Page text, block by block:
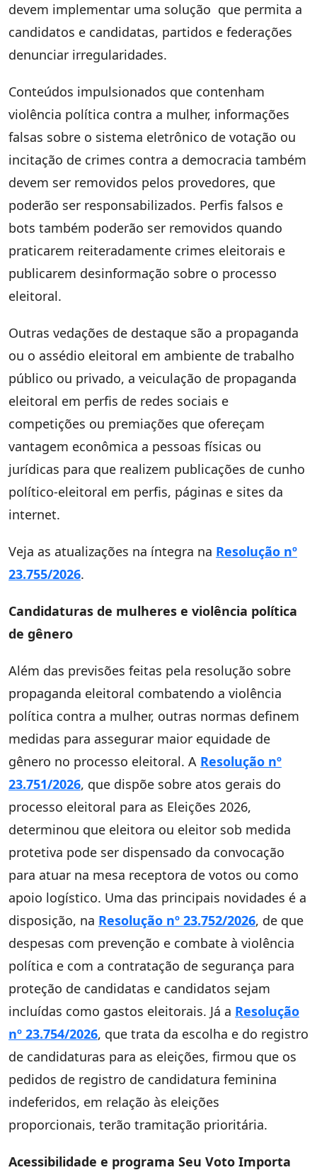
devem implementar uma solução que permita a
candidatos e candidatas, partidos e federações
denunciar irregularidades.
Conteúdos impulsionados que contenham
violência política contra a mulher, informações
falsas sobre o sistema eletrônico de votação ou
incitação de crimes contra a democracia também
devem ser removidos pelos provedores, que
poderão ser responsabilizados. Perfis falsos e
bots também poderão ser removidos quando
praticarem reiteradamente crimes eleitorais e
publicarem desinformação sobre o processo
eleitoral.
Outras vedações de destaque são a propaganda
ou o assédio eleitoral em ambiente de trabalho
público ou privado, a veiculação de propaganda
eleitoral em perfis de redes sociais e
competições ou premiações que ofereçam
vantagem econômica a pessoas físicas ou
jurídicas para que realizem publicações de cunho
político-eleitoral em perfis, páginas e sites da
internet.
Veja as atualizações na íntegra na Resolução nº
23.755/2026.
Candidaturas de mulheres e violência política
de gênero
Além das previsões feitas pela resolução sobre
propaganda eleitoral combatendo a violência
política contra a mulher, outras normas definem
medidas para assegurar maior equidade de
gênero no processo eleitoral. A Resolução nº
23.751/2026, que dispõe sobre atos gerais do
processo eleitoral para as Eleições 2026,
determinou que eleitora ou eleitor sob medida
protetiva pode ser dispensado da convocação
para atuar na mesa receptora de votos ou como
apoio logístico. Uma das principais novidades é a
disposição, na Resolução nº 23.752/2026, de que
despesas com prevenção e combate à violência
política e com a contratação de segurança para
proteção de candidatas e candidatos sejam
incluídas como gastos eleitorais. Já a Resolução
nº 23.754/2026, que trata da escolha e do registro
de candidaturas para as eleições, firmou que os
pedidos de registro de candidatura feminina
indeferidos, em relação às eleições
proporcionais, terão tramitação prioritária.
Acessibilidade e programa Seu Voto Importa